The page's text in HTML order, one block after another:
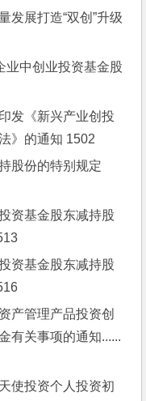
发展打造“双创”升级
业中创业投资基金股
发《新兴产业创投
》的通知 1502
股份的特别规定
资基金股东减持股
资基金股东减持股
产管理产品投资创
有关事项的通知......
使投资个人投资初